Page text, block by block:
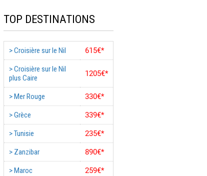
TOP DESTINATIONS
> Croisière sur le Nil 615€*
> Croisière sur le Nil
plus Caire
1205€*
> Mer Rouge 330€*
> Grèce 339€*
> Tunisie 235€*
> Zanzibar 890€*
> Maroc 259€*